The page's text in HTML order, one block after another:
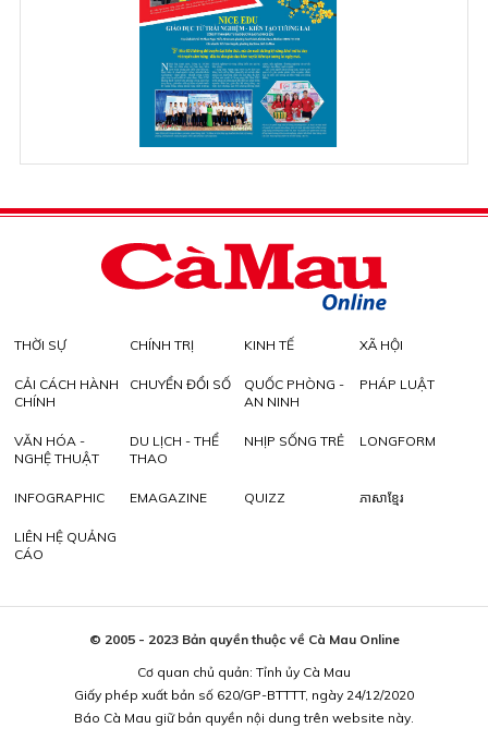
THỜI SỰ CHÍNH TRỊ KINH TẾ XÃ HỘI
CẢI CÁCH HÀNH
CHÍNH
CHUYỂN ĐỔI SỐ
QUỐC PHÒNG -
AN NINH
PHÁP LUẬT
VĂN HÓA -
NGHỆ THUẬT
DU LỊCH - THỂ
THAO
NHỊP SỐNG TRẺ LONGFORM
INFOGRAPHIC EMAGAZINE QUIZZ ភាសាខ្មែរ
LIÊN HỆ QUẢNG
CÁO
© 2005 - 2023 Bản quyền thuộc về Cà Mau Online
Cơ quan chủ quản: Tỉnh ủy Cà Mau
Giấy phép xuất bản số 620/GP-BTTTT, ngày 24/12/2020
Báo Cà Mau giữ bản quyền nội dung trên website này.